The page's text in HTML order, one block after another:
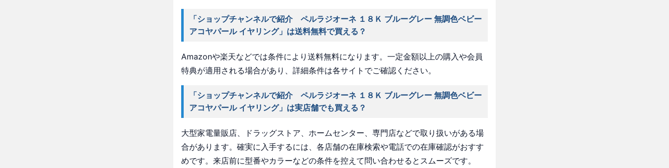
「ショップチャンネルで紹介 ペルラジオーネ １８Ｋ ブルーグレー 無調色ベビー
アコヤパール イヤリング」は送料無料で買える？
Amazonや楽天などでは条件により送料無料になります。一定金額以上の購入や会員
特典が適用される場合があり、詳細条件は各サイトでご確認ください。
「ショップチャンネルで紹介 ペルラジオーネ １８Ｋ ブルーグレー 無調色ベビー
アコヤパール イヤリング」は実店舗でも買える？
大型家電量販店、ドラッグストア、ホームセンター、専門店などで取り扱いがある場
合があります。確実に入手するには、各店舗の在庫検索や電話での在庫確認がおすす
めです。来店前に型番やカラーなどの条件を控えて問い合わせるとスムーズです。